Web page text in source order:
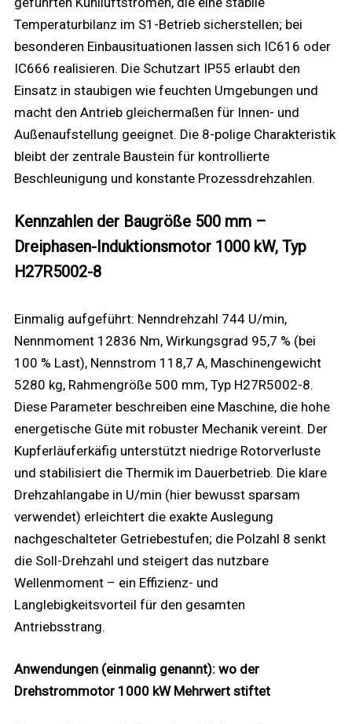
Temperaturbilanz im S1-Betrieb sicherstellen; bei
besonderen Einbausituationen lassen sich IC616 oder
IC666 realisieren. Die Schutzart IP55 erlaubt den
Einsatz in staubigen wie feuchten Umgebungen und
macht den Antrieb gleichermaßen für Innen- und
Außenaufstellung geeignet. Die 8-polige Charakteristik
bleibt der zentrale Baustein für kontrollierte
Beschleunigung und konstante Prozessdrehzahlen.
Kennzahlen der Baugröße 500 mm –
Dreiphasen-Induktionsmotor 1000 kW, Typ
H27R5002-8
Einmalig aufgeführt: Nenndrehzahl 744 U/min,
Nennmoment 12836 Nm, Wirkungsgrad 95,7 % (bei
100 % Last), Nennstrom 118,7 A, Maschinengewicht
5280 kg, Rahmengröße 500 mm, Typ H27R5002-8.
Diese Parameter beschreiben eine Maschine, die hohe
energetische Güte mit robuster Mechanik vereint. Der
Kupferläuferkäfig unterstützt niedrige Rotorverluste
und stabilisiert die Thermik im Dauerbetrieb. Die klare
Drehzahlangabe in U/min (hier bewusst sparsam
verwendet) erleichtert die exakte Auslegung
nachgeschalteter Getriebestufen; die Polzahl 8 senkt
die Soll-Drehzahl und steigert das nutzbare
Wellenmoment – ein Effizienz- und
Langlebigkeitsvorteil für den gesamten
Antriebsstrang.
Anwendungen (einmalig genannt): wo der
Drehstrommotor 1000 kW Mehrwert stiftet